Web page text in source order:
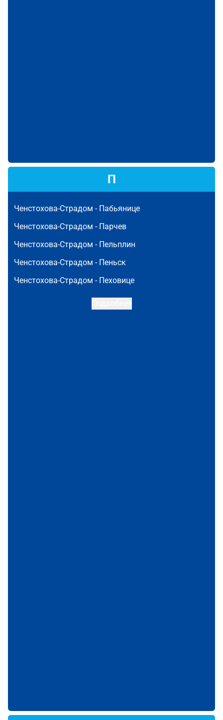
П
Ченстохова-Страдом - Пабьянице
Ченстохова-Страдом - Парчев
Ченстохова-Страдом - Пельплин
Ченстохова-Страдом - Пеньск
Ченстохова-Страдом - Пеховице